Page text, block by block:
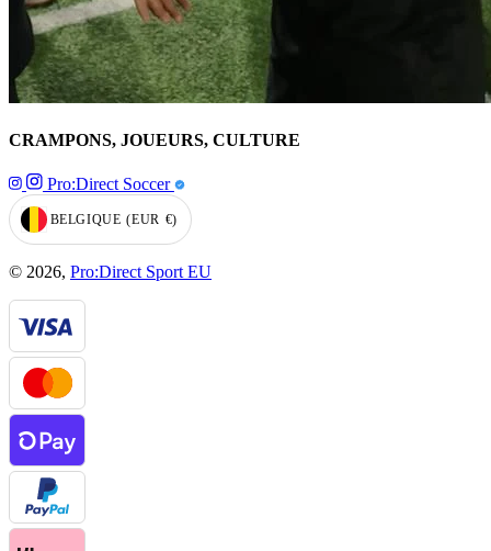
CRAMPONS, JOUEURS, CULTURE
Pro:Direct Soccer
GEOLOCATION BUTTON: BELGIQUE, EUR, €
BELGIQUE (EUR €)
© 2026, Pro:Direct Sport EU